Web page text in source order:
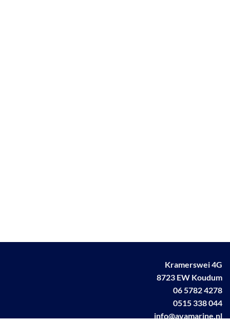
Kramerswei 4G
8723 EW Koudum
06 5782 4278
0515 338 044
info@avamarine.nl